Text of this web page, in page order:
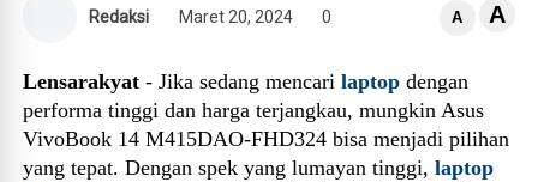
Redaksi Maret 20, 2024 0 A A
Lensarakyat- Jika sedang mencarilaptop dengan
performa tinggi dan harga terjangkau, mungkin Asus
VivoBook 14 M415DAO-FHD324 bisa menjadi pilihan
yang tepat. Dengan spek yang lumayan tinggi,laptop